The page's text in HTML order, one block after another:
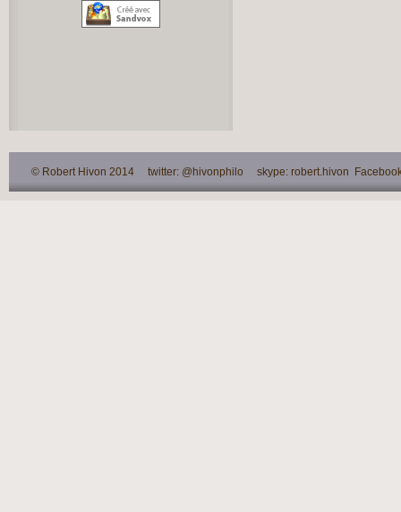
© Robert Hivon 2014 twitter: @hivonphilo skype: robert.hivon